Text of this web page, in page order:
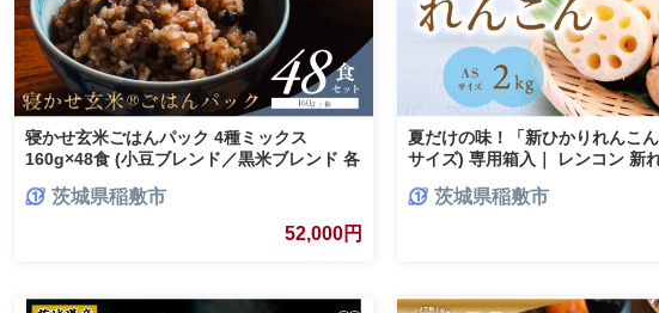
寝かせ玄米ごはんパック 4種ミックス
160g×48食 (小豆ブレンド／黒米ブレンド 各
食)｜玄米 常温保存 パックご飯 備蓄 一人暮
茨城県稲敷市
52,000円
夏だけの味！「新ひかりれんこ
サイズ) 専用箱入｜ レンコン 新
茨城県稲敷市